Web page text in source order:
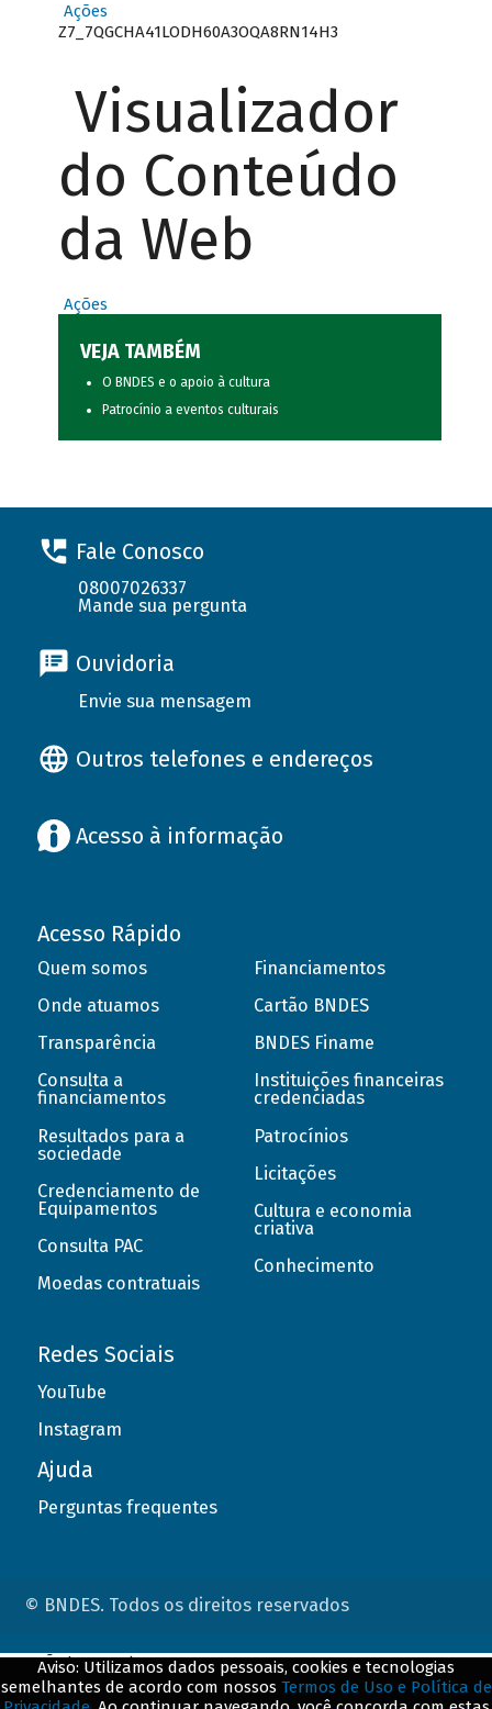
Ações
Z7_7QGCHA41LODH60A3OQA8RN14H3
Visualizador
do Conteúdo
da Web
Ações
VEJA TAMBÉM
O BNDES e o apoio à cultura
Patrocínio a eventos culturais
Fale Conosco
08007026337
Mande sua pergunta
Ouvidoria
Envie sua mensagem
Outros telefones e endereços
Acesso à informação
Acesso Rápido
Quem somos
Onde atuamos
Transparência
Consulta a
financiamentos
Resultados para a
sociedade
Credenciamento de
Equipamentos
Consulta PAC
Moedas contratuais
Financiamentos
Cartão BNDES
BNDES Finame
Instituições financeiras
credenciadas
Patrocínios
Licitações
Cultura e economia
criativa
Conhecimento
Redes Sociais
YouTube
Instagram
Ajuda
Perguntas frequentes
© BNDES. Todos os direitos reservados
Aviso: Utilizamos dados pessoais, cookies e tecnologias
semelhantes de acordo com nossos Termos de Uso e Política de
ConteÃºdo complementar
${title}${badge}